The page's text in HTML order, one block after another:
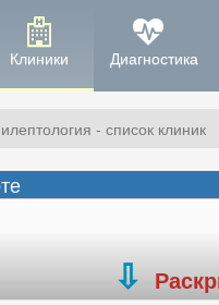
Клиники Диагностика
- список клиник